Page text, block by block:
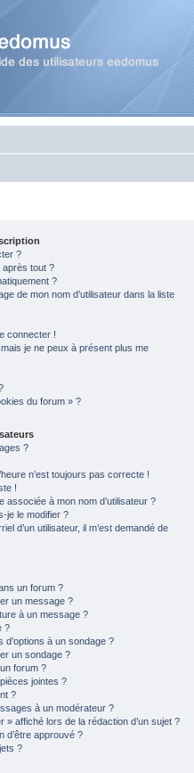
?
après tout ?
?
de mon nom d’utilisateur dans la liste
connecter !
je ne peux à présent plus me
du forum » ?
?
n’est toujours pas correcte !
!
associée à mon nom d’utilisateur ?
je le modifier ?
d’un utilisateur, il m’est demandé de
un forum ?
un message ?
à un message ?
?
d’options à un sondage ?
un sondage ?
forum ?
jointes ?
?
à un modérateur ?
» affiché lors de la rédaction d’un sujet ?
d’être approuvé ?
?